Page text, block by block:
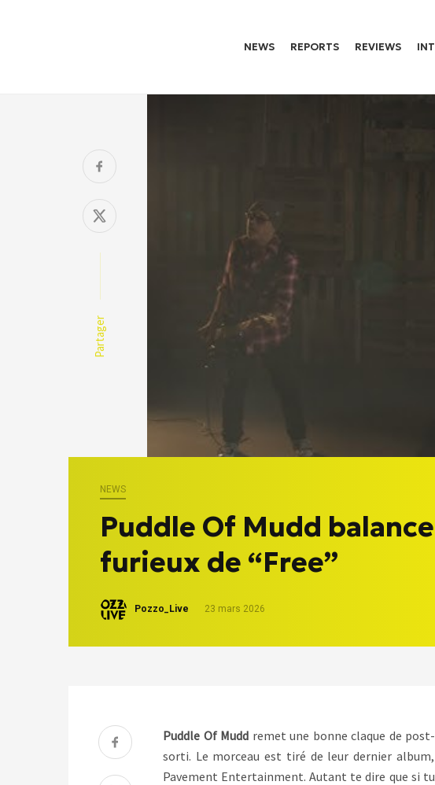
NEWS REPORTS REVIEWS
Partager
NEWS
Puddle Of Mudd
furieux de “Free”
Pozzo_Live 23 mars 2026
Puddle Of Mudd remet une bonne claque de
sorti. Le morceau est tiré de leur dernier album,
Pavement Entertainment. Autant te dire que si tu